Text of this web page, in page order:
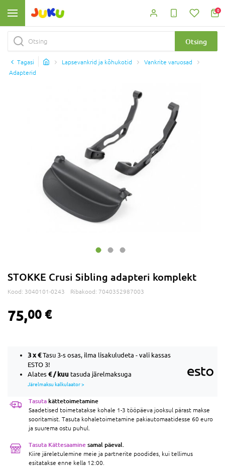
0
Otsing
Tagasi Lapsevankrid ja kõhukotid
Vankrite varuosad
Adapterid
STOKKE Crusi Sibling adapteri komplekt
Kood: 3040101-0243 Ribakood: 7040352987003
75,00 €
3 x€Tasu 3-s osas, ilma lisakuludeta - vali kassas
ESTO 3!
Alates € / kuu tasuda järelmaksuga
Järelmaksu kalkulaator >
Tasuta kättetoimetamine
Saadetised toimetatakse kohale 1-3 tööpäeva jooksul pärast makse
sooritamist. Tasuta kohaletoimetamine pakiautomaatidesse 60 euro
ja suurema ostu puhul.
Tasuta Kättesaamine samal päeval.
Kiire järeletulemine meie ja partnerite poodides, kui tellimus
esitatakse enne kella 12:00.